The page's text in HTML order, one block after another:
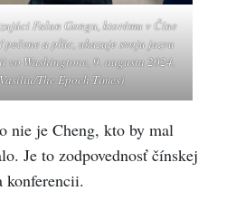
Falun Gongu, ktorému v Číne
a pľúc, ukazuje svoju jazvu
vo Washingtone, 9. augusta 2024.
The Epoch Times)
nie je Cheng, kto by mal
Je to zodpovednosť čínskej
konferencii.